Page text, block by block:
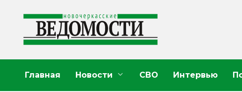
содержанию
Главная Новости СВО Интервью